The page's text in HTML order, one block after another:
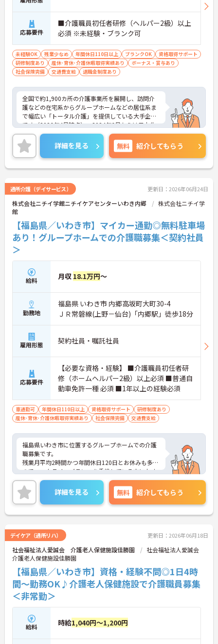
応募要件
■介護職員初任者研修（ヘルパー2級）以上
必須 ※未経験・ブランク可
未経験OK 残業少なめ 年間休日110日以上 ブランクOK
資格取得サポート
研修制度あり
産休･育休･介護休暇取得実績あり
ボーナス・賞与あり
社会保険完備
交通費支給 退職金制度あり
全国で約1,900カ所の介護事業所を展開し、訪問介
護などの在宅系からグループホームなどの居住系ま
で幅広い「トータル介護」を提供している大手企業
です（2026年4月時点）。2024年6月からは日本生
命グループの一員となり、さらに安定した経営基盤
のもとでお客様に安心をお届けしています。職員一
人ひとりの「働きやすさ」と「キャリア」を大切に
する社風が特徴です。福利厚生が非常に充実してお
り、10歳～18歳のお子様を持つ方への「子ども手
「保育利用手当」など、仕事と子育ての両立を強力
にバックアップしています。 また、資格取得を目指
せる支援制度（会社負担やキャッシュバック）が整
ス提供責任者、管理者など）に向けた段階的な研修
も豊富です。日々の頑張りは手当や賃金制度でしっ
かりと評価されるため、高いモチベーションを保ち
的な雰囲気の中で、お一人おひとりに寄り添ったケ
アができるのが魅力です。認知症の方を対象として
いますが、介護度はお客様によって様々。食事や入
浴、排泄などの日常生活を支援しながら、まるで家
族のように温かい時間を共有できます。「流れ作業
ではなく、じっくりと人と向き合いたい」という方
にぴったりの環境です。
＜手厚い指導と資格支援＞入社後は2週間程度の研
修期間があり、先輩と一緒に業務を覚えながら、少
ポートする体制が整っています。
＜大手・日本生命グループだからこその安定感＞
「全国約1,900カ所を展開し、日本生命グループに
利厚生の充実度が安心の決め手です。基本給に加え
て最大2万円の勤続年数手当や、早朝・夜間・深夜
手当等も支給されるので頑張りが収入に直結しま
す。退職金や退職慰労金制度も整っているため、年
齢を重ねても将来の不安を感じることなく、長く腰
を据えて働き続けられる環境です。
詳細を見る 無料 紹介してもらう
通所介護（デイサービス） 更新日：2026年06月24日
株式会社ニチイ学館ニチイケアセンターいわき内郷
株式会社ニチイ学
館
【福島県／いわき市】マイカー通勤◎無料駐車場
あり！グループホームでの介護職募集＜契約社員
＞
給料 月収 18.1万円～
勤務地
福島県 いわき市 内郷高坂町大町30-4
ＪＲ常磐線(上野－仙台)「内郷駅」徒歩18分
雇用形態 契約社員・嘱託社員
応募要件
【必要な資格・経験】 ■介護職員初任者研
修（ホームヘルパー2級）以上必須 ■普通自
動車免許一種 必須 ■1年以上の経験必須
車通勤可 年間休日110日以上 資格取得サポート
研修制度あり
産休･育休･介護休暇取得実績あり
社会保険完備 交通費支給
福島県いわき市に位置するグループホームでの介護
職募集です。
残業月平均2時間かつ年間休日120日とお休みも多い
のでワークライフバランスを重視している方におす
すめの求人です♪
ご興味のある方はご面接のポイントお伝えしますの
でご気軽にお問合せください。
詳細を見る 無料 紹介してもらう
デイケア（通所リハ） 更新日：2026年06月18日
社会福祉法人愛誠会 介護老人保健施設佳勝園
社会福祉法人愛誠会
介護老人保健施設佳勝園
【福島県／いわき市】資格・経験不問◎1日4時
間～勤務OK♪介護老人保健施設で介護職員募集
＜非常勤＞
給料 時給1,040円～1,200円